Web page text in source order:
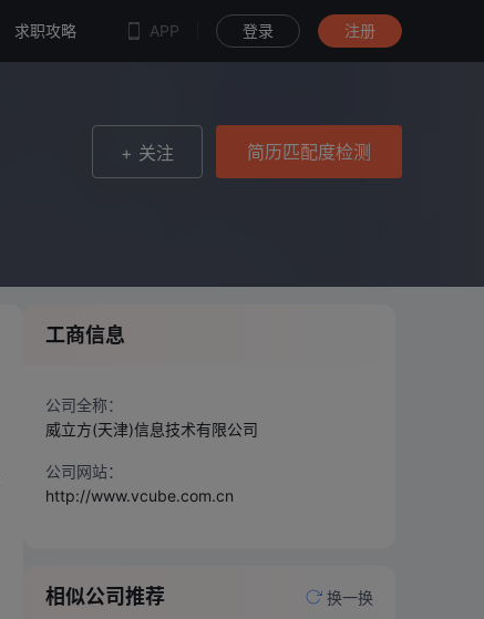
求职攻略 APP 登录 注册
+ 关注 简历匹配度检测
工商信息
公司全称：
威立方(天津)信息技术有限公司
公司网站：
http://www.vcube.com.cn
相似公司推荐 换一换